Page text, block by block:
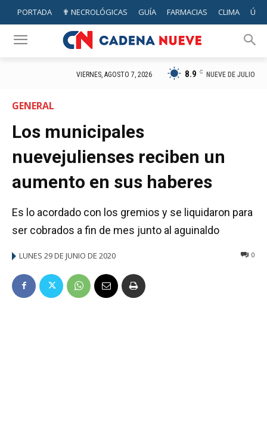
PORTADA ✟ NECROLÓGICAS GUÍA FARMACIAS CLIMA
VIERNES, AGOSTO 7, 2026 8.9 C NUEVE DE JULIO
GENERAL
Los municipales
nuevejulienses reciben un
aumento en sus haberes
Es lo acordado con los gremios y se liquidaron para
ser cobrados a fin de mes junto al aguinaldo
LUNES 29 DE JUNIO DE 2020 0